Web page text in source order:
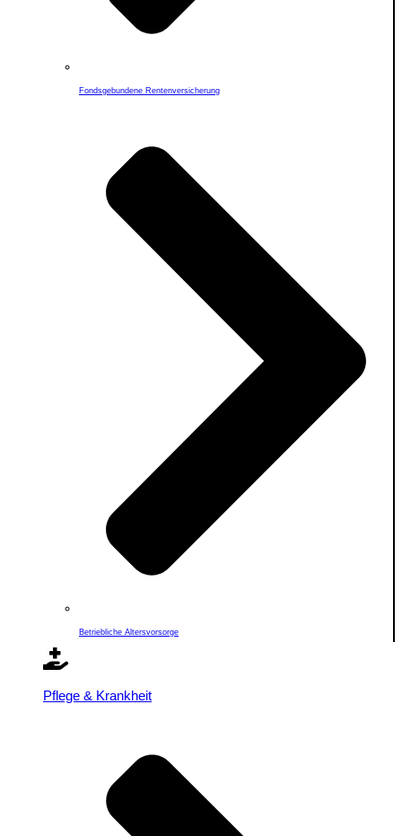
Fondsgebundene Rentenversicherung
Betriebliche Altersvorsorge
Pflege & Krankheit